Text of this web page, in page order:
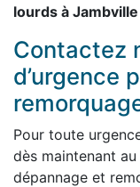
lourds à Jambville
Contactez
d’urgence
Pour toute
dès maintenant
dépannage et